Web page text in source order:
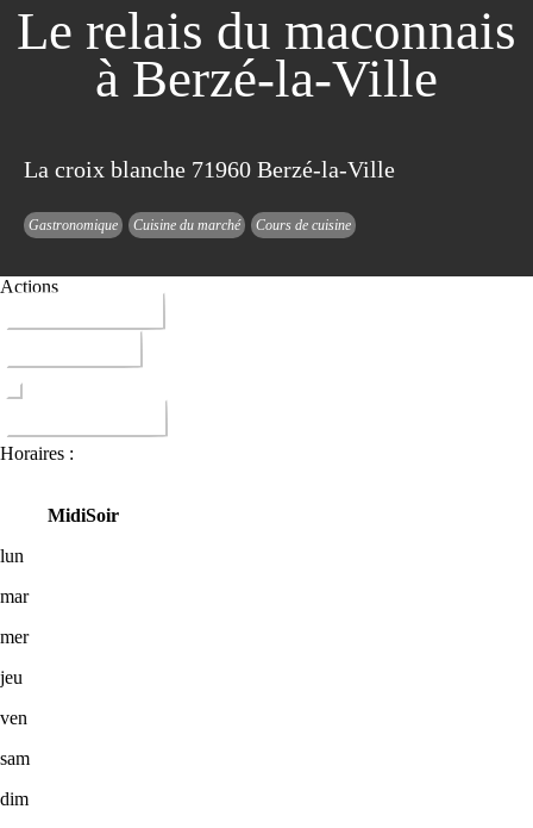
Le relais du maconnais
à Berzé-la-Ville
La croix blanche 71960 Berzé-la-Ville
Gastronomique Cuisine du marché Cours de cuisine
Actions
Horaires :
MidiSoir
lun
mar
mer
jeu
ven
sam
dim